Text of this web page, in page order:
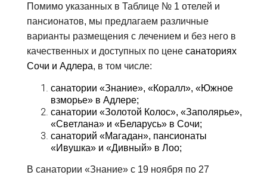
Помимо указанных в Таблице № 1 отелей и
пансионатов, мы предлагаем различные
варианты размещения с лечением и без него в
качественных и доступных по цене санаториях
Сочи и Адлера, в том числе:
санатории «Знание», «Коралл», «Южное
взморье» в Адлере;
санатории «Золотой Колос», «Заполярье»,
«Светлана» и «Беларусь» в Сочи;
санаторий «Магадан», пансионаты
«Ивушка» и «Дивный» в Лоо;
В санатории «Знание» с 19 ноября по 27